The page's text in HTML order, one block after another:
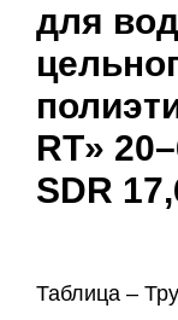
для
RT»
SDR
Таблица –